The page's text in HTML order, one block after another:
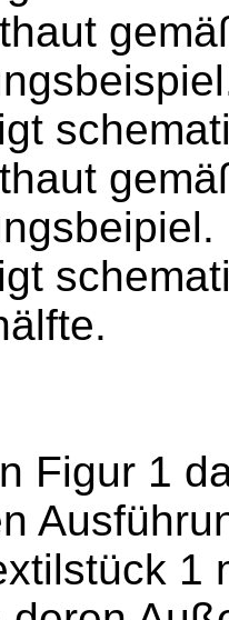
Figur 1
1